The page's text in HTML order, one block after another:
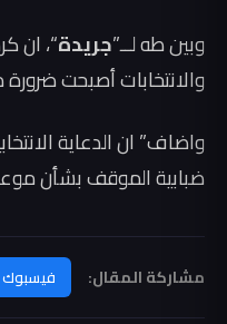
وبين طه لــ”جريدة“، ان
والانتخابات أصبحت ضرورة
واضاف” ان الدعاية
ضبابية الموقف بشأن موعد
مشاركة المقال: فيسبوك